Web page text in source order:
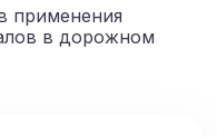
применения
в дорожном